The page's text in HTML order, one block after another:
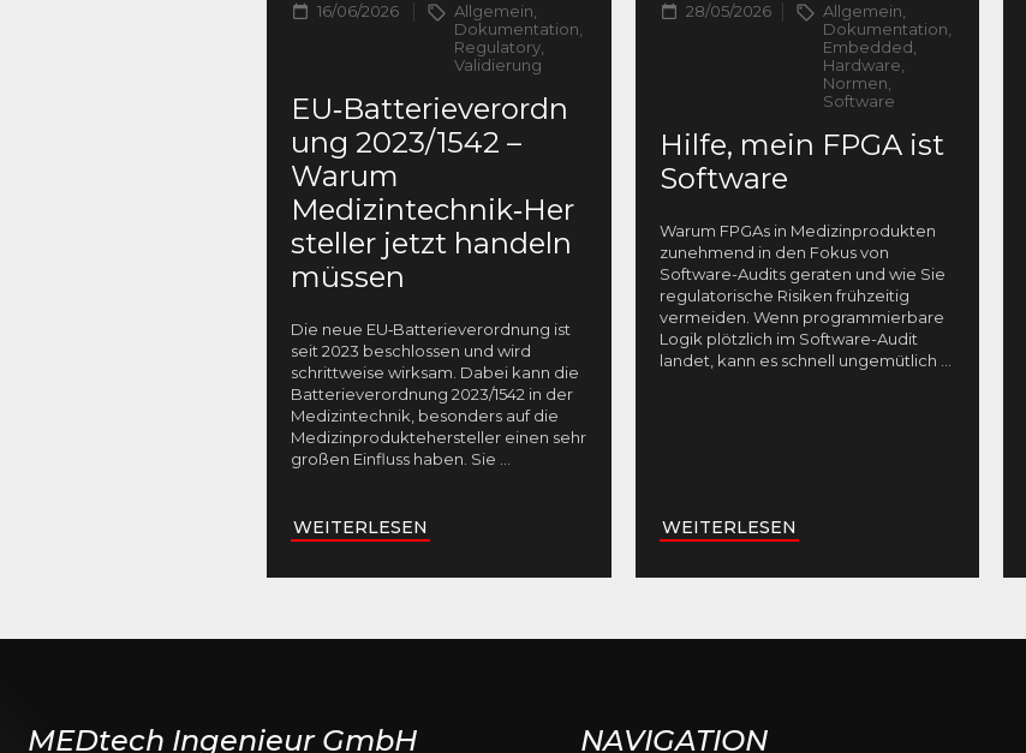
16/06/2026
Allgemein,
Dokumentation,
Regulatory,
Validierung
EU‑Batterieverordn
ung 2023/1542 –
Warum
Medizintechnik‑Her
steller jetzt handeln
müssen
Die neue EU‑Batterieverordnung ist
seit 2023 beschlossen und wird
schrittweise wirksam. Dabei kann die
Batterieverordnung 2023/1542 in der
Medizintechnik, besonders auf die
Medizinproduktehersteller einen sehr
großen Einfluss haben. Sie
WEITERLESEN
28/05/2026
Allgemein,
Dokumentation,
Embedded,
Hardware,
Normen,
Software
Hilfe, mein FPGA ist
Software
Warum FPGAs in Medizinprodukten
zunehmend in den Fokus von
Software-Audits geraten und wie Sie
regulatorische Risiken frühzeitig
vermeiden. Wenn programmierbare
Logik plötzlich im Software-Audit
landet, kann es schnell ungemütlich
WEITERLESEN
MEDtech Ingenieur GmbH NAVIGATION